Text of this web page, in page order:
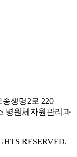
생명2로 220
병원체자원관리과
RESERVED.